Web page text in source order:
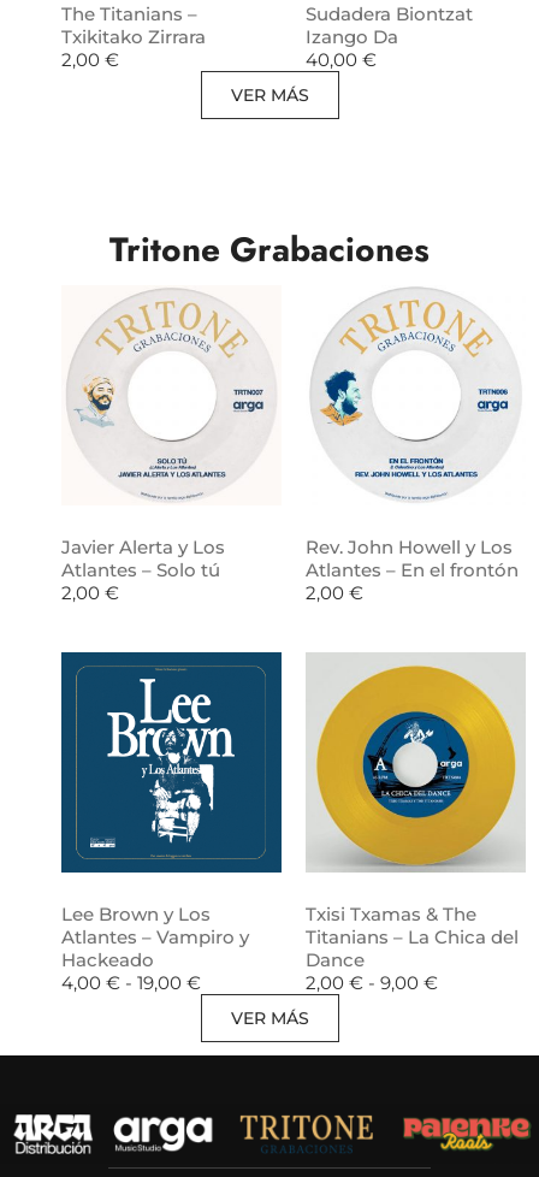
The Titanians –
Txikitako Zirrara
2,00 €
Sudadera Biontzat
Izango Da
40,00 €
VER MÁS
Tritone Grabaciones
Javier Alerta y Los
Atlantes – Solo tú
2,00 €
Rev. John Howell y Los
Atlantes – En el frontón
2,00 €
Lee Brown y Los
Atlantes – Vampiro y
Hackeado
4,00 € - 19,00 €
Txisi Txamas & The
Titanians – La Chica del
Dance
2,00 € - 9,00 €
VER MÁS